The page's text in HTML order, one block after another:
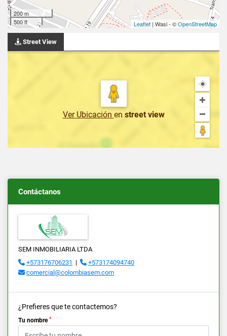
200 m
500 ft
Leaflet | Wasi - ©OpenStreetMap
Street View
Ver Ubicación en street view
Contáctanos
SEM INMOBILIARIA LTDA
+573176706231 |
+573174094740
comercial@colombiasem.com
¿Prefieres que te contactemos?
Tu nombre *